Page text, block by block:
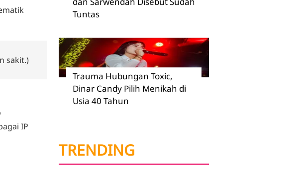
sakit.)
IP
Tuntas
Trauma Hubungan Toxic,
Dinar Candy Pilih Menikah di
Usia 40 Tahun
TRENDING